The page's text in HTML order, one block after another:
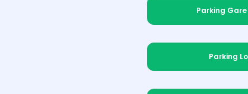
Parking
Parking